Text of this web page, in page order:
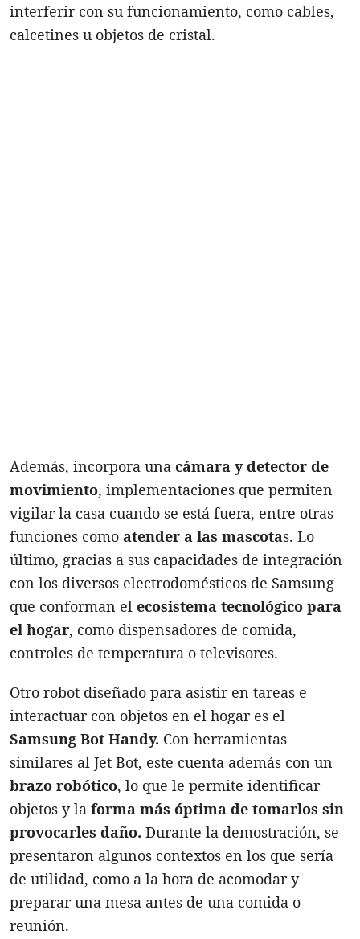
interferir con su funcionamiento, como cables,
calcetines u objetos de cristal.
Además, incorpora una cámara y detector de
movimiento, implementaciones que permiten
vigilar la casa cuando se está fuera, entre otras
funciones como atender a las mascotas. Lo
último, gracias a sus capacidades de integración
con los diversos electrodomésticos de Samsung
que conforman el ecosistema tecnológico para
el hogar, como dispensadores de comida,
controles de temperatura o televisores.
Otro robot diseñado para asistir en tareas e
interactuar con objetos en el hogar es el
Samsung Bot Handy. Con herramientas
similares al Jet Bot, este cuenta además con un
brazo robótico, lo que le permite identificar
objetos y la forma más óptima de tomarlos sin
provocarles daño. Durante la demostración, se
presentaron algunos contextos en los que sería
de utilidad, como a la hora de acomodar y
preparar una mesa antes de una comida o
reunión.